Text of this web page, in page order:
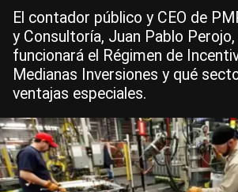
El contador público y CEO de
y Consultoría, Juan Pablo
funcionará el Régimen de
Medianas Inversiones y qué
ventajas especiales.